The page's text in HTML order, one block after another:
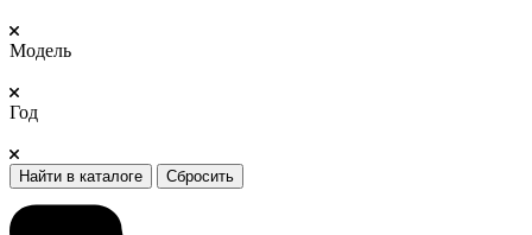
Модель
Год
Найти в каталоге Сбросить